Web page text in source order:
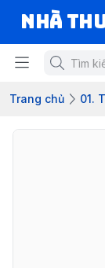
Nhà
Trang chủ 01.